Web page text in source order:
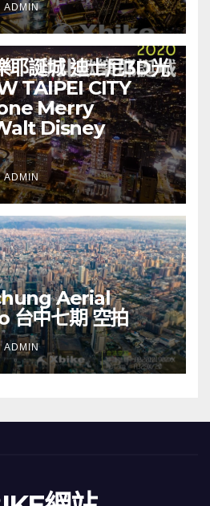
ADMIN
耶誕城 迪士尼3D光
TAIPEI CITY
Merry
Disney
ADMIN
Aerial
中七期 空拍
ADMIN